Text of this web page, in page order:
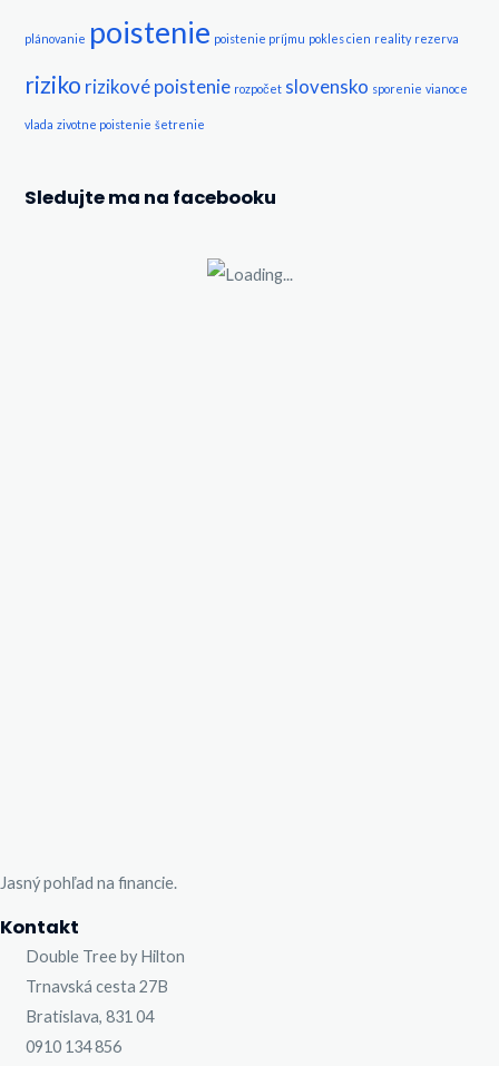
plánovanie poistenie poistenie príjmu pokles cien reality rezerva
riziko rizikové poistenie rozpočet slovensko sporenie vianoce
vlada zivotne poistenie šetrenie
Sledujte ma na facebooku
Jasný pohľad na financie.
Kontakt
Double Tree by Hilton
Trnavská cesta 27B
Bratislava, 831 04
0910 134 856